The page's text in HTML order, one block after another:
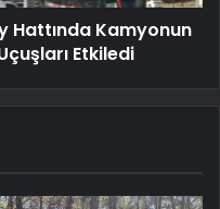
Hattında Kamyonun
Etkiledi